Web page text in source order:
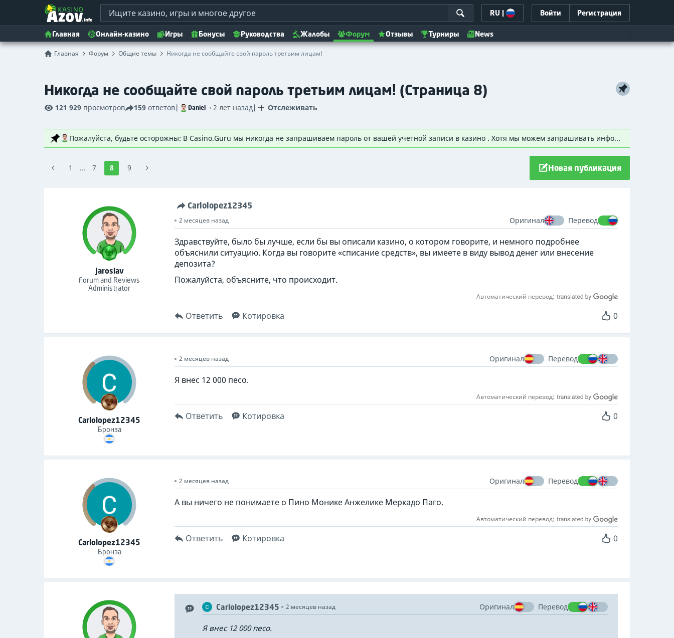
RU | Войти Регистрация
Главная Онлайн-казино Игры Бонусы Руководства Жалобы Форум Отзывы Турниры News
Главная Форум Общие темы Никогда не сообщайте свой пароль третьим лицам!
Никогда не сообщайте свой пароль третьим лицам! (Страница 8)
121 929 просмотров 159 ответов| Daniel 2 лет назад| Отслеживать
Пожалуйста, будьте осторожны: В Casino.Guru мы никогда не запрашиваем пароль от вашей учетной записи в казино . Хотя мы можем запрашивать информацию, мы никогда не запрашиваем доступ к вашей учетной записи. Пожалуйста, воздержитесь от передачи вашего пароля третьим лицам. В основном мы общаемся через официальные темы, иногда по электронной почте для запроса подтверждающих доказательств или соответствующей связи. Недавно мы заметили несколько попыток онлайн-мошенников, выдававших себя за гуру казино и требующих у игроков паролей к их учетным записям в казино. Никогда и никому не сообщайте свой пароль!
1 ... 7 8 9 Новая публикация
Jaroslav
Forum and Reviews
Administrator
Carlolopez12345
2 месяцев назад Оригинал Перевод
Здравствуйте, было бы лучше, если бы вы описали казино, о котором говорите, и немного подробнее
объяснили ситуацию. Когда вы говорите «списание средств», вы имеете в виду вывод денег или внесение
депозита?
Пожалуйста, объясните, что происходит.
Автоматический перевод:
Ответить Котировка 0
Carlolopez12345
Бронза
2 месяцев назад Оригинал Перевод
Я внес 12 000 песо.
Автоматический перевод:
Ответить Котировка 0
Carlolopez12345
Бронза
2 месяцев назад Оригинал Перевод
А вы ничего не понимаете о Пино Монике Анжелике Меркадо Паго.
Автоматический перевод:
Ответить Котировка 0
Carlolopez12345 2 месяцев назад Оригинал Перевод
Я внес 12 000 песо.